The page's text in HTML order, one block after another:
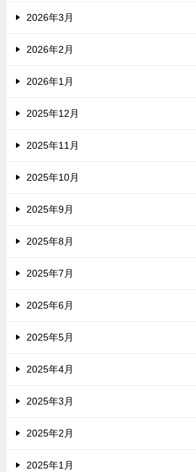
2026年3月
2026年2月
2026年1月
2025年12月
2025年11月
2025年10月
2025年9月
2025年8月
2025年7月
2025年6月
2025年5月
2025年4月
2025年3月
2025年2月
2025年1月